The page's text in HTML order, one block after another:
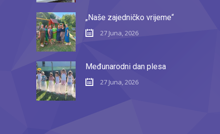
„Naše zajedničko vrijeme“
27 Juna, 2026
Međunarodni dan plesa
27 Juna, 2026